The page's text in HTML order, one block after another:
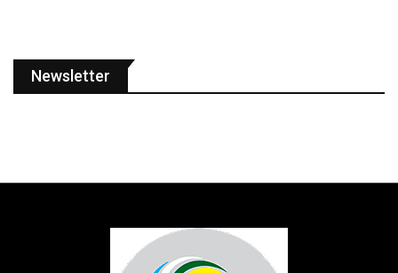
Newsletter